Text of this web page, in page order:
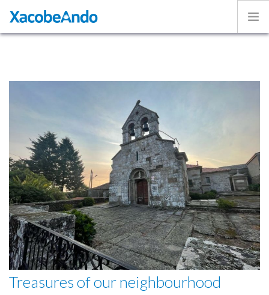
Exhibition
Login
ENGLISH
Treasures of our neighbourhood